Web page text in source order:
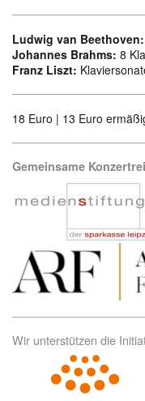
Ludwig van Beethoven:
Johannes Brahms: 8
Franz Liszt:
18 Euro | 13 Euro
Gemeinsame
Wir unterstützen die